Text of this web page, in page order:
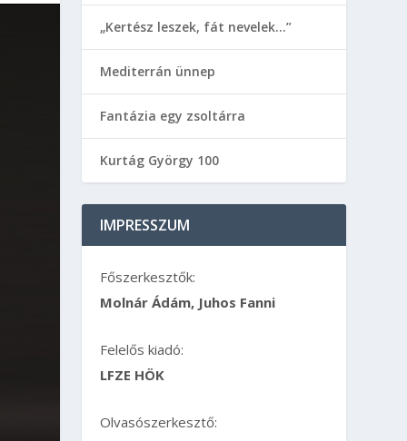
„Kertész leszek, fát nevelek…”
Mediterrán ünnep
Fantázia egy zsoltárra
Kurtág György 100
IMPRESSZUM
Főszerkesztők:
Molnár Ádám, Juhos Fanni
Felelős kiadó:
LFZE HÖK
Olvasószerkesztő: